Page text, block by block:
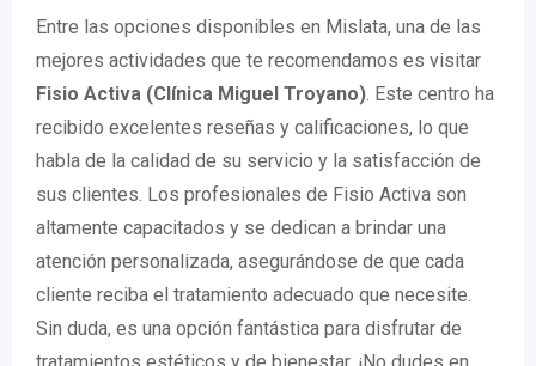
Entre las opciones disponibles en Mislata, una de las
mejores actividades que te recomendamos es visitar
Fisio Activa (Clínica Miguel Troyano). Este centro ha
recibido excelentes reseñas y calificaciones, lo que
habla de la calidad de su servicio y la satisfacción de
sus clientes. Los profesionales de Fisio Activa son
altamente capacitados y se dedican a brindar una
atención personalizada, asegurándose de que cada
cliente reciba el tratamiento adecuado que necesite.
Sin duda, es una opción fantástica para disfrutar de